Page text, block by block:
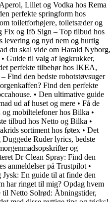
Lillet og Vodka hos Rema
perfekte springform hos
toiletforhøjere, toiletsæder og
Fix og Ifö Sign – Top tilbud hos
levering og nyd nem og hurtig
du skal vide om Harald Nyborg,
• Guide til valg af løgkrukker,
perfekte tilbehør hos IKEA,
Find den bedste robotstøvsuger
Find den perfekte
• Den ultimative guide
ud af huset og mere • Få de
mobiltelefoner hos Bilka •
tilbud hos Netto og Bilka •
sortiment hos føtex • Det
Ruder lyrics, bedste
og
Dr Clean Spray: Find den
anmeldelser på Trustpilot •
En guide til at finde den
har ringet til mig? Opdag hvem
til Netto Solrød: Åbningstider,